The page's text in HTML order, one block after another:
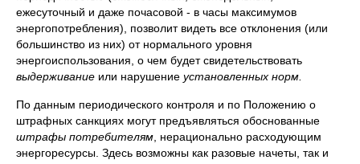
ежесуточный и даже почасовой - в часы максимумов
энергопотребления), позволит видеть все отклонения (или
большинство из них) от нормального уровня
энергоиспользования, о чем будет свидетельствовать
выдерживание или нарушение установленных норм.
По данным периодического контроля и по Положению о
штрафных санкциях могут предъявляться обоснованные
штрафы потребителям , нерационально расходующим
энергоресурсы. Здесь возможны как разовые начеты, так и